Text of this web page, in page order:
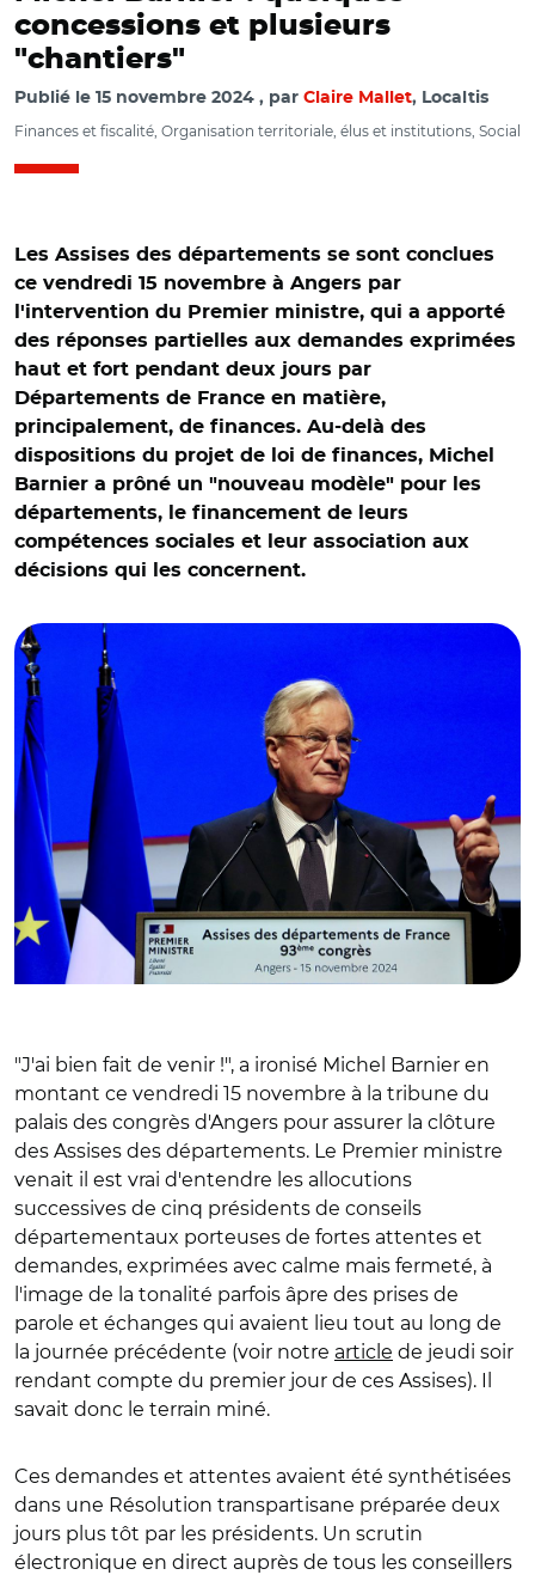
concessions et plusieurs
"chantiers"
Publié le 15 novembre 2024 par Claire Mallet, Localtis
Finances et fiscalité, Organisation territoriale, élus et institutions, Social
Les Assises des départements se sont conclues
ce vendredi 15 novembre à Angers par
l'intervention du Premier ministre, qui a apporté
des réponses partielles aux demandes exprimées
haut et fort pendant deux jours par
Départements de France en matière,
principalement, de finances. Au-delà des
dispositions du projet de loi de finances, Michel
Barnier a prôné un "nouveau modèle" pour les
départements, le financement de leurs
compétences sociales et leur association aux
décisions qui les concernent.
"J'ai bien fait de venir !", a ironisé Michel Barnier en
montant ce vendredi 15 novembre à la tribune du
palais des congrès d'Angers pour assurer la clôture
des Assises des départements. Le Premier ministre
venait il est vrai d'entendre les allocutions
successives de cinq présidents de conseils
départementaux porteuses de fortes attentes et
demandes, exprimées avec calme mais fermeté, à
l'image de la tonalité parfois âpre des prises de
parole et échanges qui avaient lieu tout au long de
la journée précédente (voir notre article de jeudi soir
rendant compte du premier jour de ces Assises). Il
savait donc le terrain miné.
Ces demandes et attentes avaient été synthétisées
dans une Résolution transpartisane préparée deux
jours plus tôt par les présidents. Un scrutin
électronique en direct auprès de tous les conseillers